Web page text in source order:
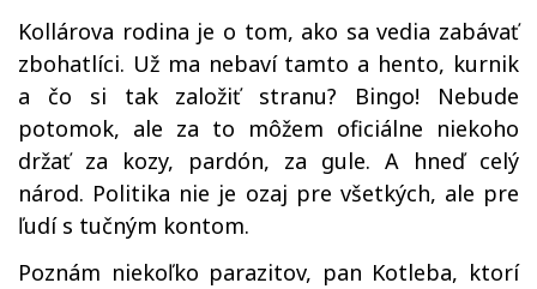
Kollárova rodina je o tom, ako sa vedia zabávať
zbohatlíci. Už ma nebaví tamto a hento, kurnik
a čo si tak založiť stranu? Bingo! Nebude
potomok, ale za to môžem oficiálne niekoho
držať za kozy, pardón, za gule. A hneď celý
národ. Politika nie je ozaj pre všetkých, ale pre
ľudí s tučným kontom.
Poznám niekoľko parazitov, pan Kotleba, ktorí